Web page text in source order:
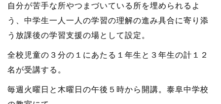
自分が苦手な所やつまづいている所を埋められるよ
う、中学生一人一人の学習の理解の進み具合に寄り添
う放課後の学習支援の場として設定。
全校児童の３分の１にあたる１年生と３年生の計１２
名が受講する。
毎週火曜日と木曜日の午後５時から開講。泰阜中学校